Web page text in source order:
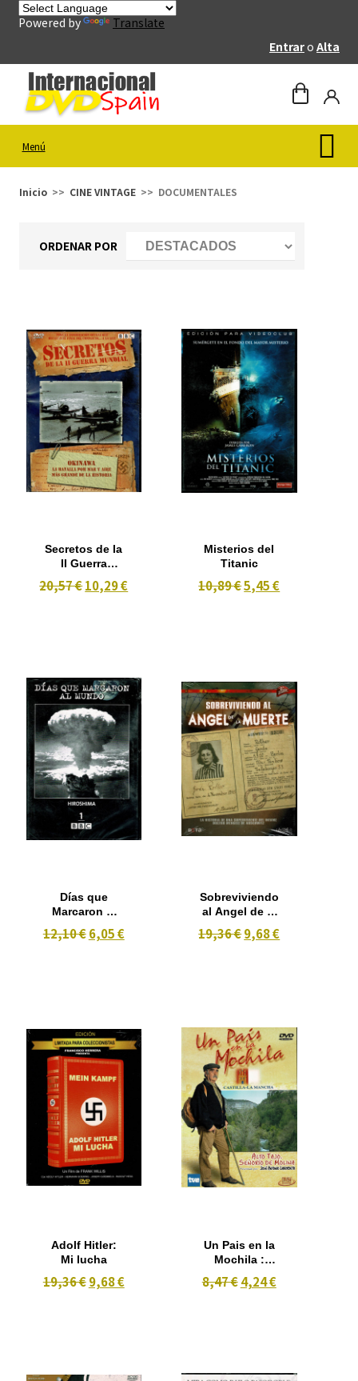
Powered by
Translate
Entraro Alta
Menú
Inicio CINE VINTAGE DOCUMENTALES
ORDENAR POR
Secretos de la
II Guerra
(OKINAWA la
20,57 €10,29 €
Misterios del
Titanic
10,89 €5,45 €
Días que
Marcaron al
Hiroshima
12,10 € 6,05 €
Sobreviviendo
al Angel de la
19,36 €9,68 €
Adolf Hitler:
Mi lucha
19,36 € 9,68 €
Un Pais en la
Mochila :
Mancha) Alto
8,47 € 4,24 €